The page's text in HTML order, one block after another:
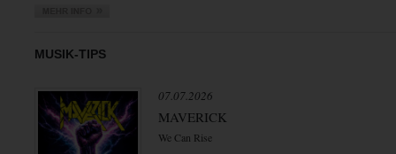
MUSIK-TIPS
07.07.2026
MAVERICK
We Can Rise